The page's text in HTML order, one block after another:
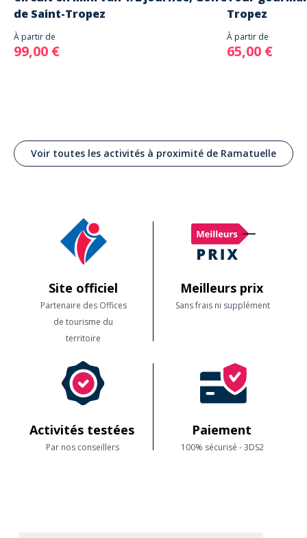
de Saint-Tropez
À partir de
99,00 €
Tropez
À partir de
65,00 €
Voir toutes les activités à proximité de Ramatuelle
Site officiel
Partenaire des Offices
de tourisme du
territoire
Meilleurs prix
Sans frais ni supplément
Activités testées
Par nos conseillers
Paiement
100% sécurisé - 3DS2